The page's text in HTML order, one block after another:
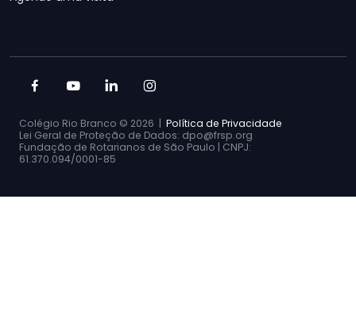
Colégio Rio Branco © 2026 | Política de Privacidade
Lei Geral de Proteção de Dados: dpo@frsp.org
Fundação de Rotarianos de São Paulo | CNPJ:
61.370.094/0001-85